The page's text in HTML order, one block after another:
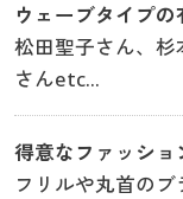
ウェーブタイプ
松田聖子さん、
さんetc...
得意なファッショ
フリルや丸首のブ